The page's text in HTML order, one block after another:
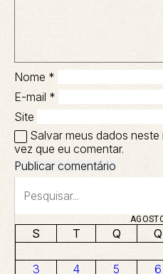
Nome *
E-mail *
Site
Salvar meus dados
vez que eu comentar.
S T Q Q
3
4 5 6